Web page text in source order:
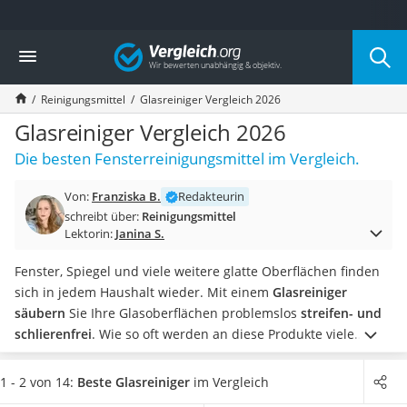
Die beliebtesten Vergleiche nach Kategorie
Drogerie
Inhalator
Haarschneider
Rollator
Braun Rasierer
Katzenklappe (Chip)
Masturbator
Massagepistole
Reisehaartrockner
Eiweißpulver
Magnesiumpräparat
Katzenklappe
Nackenmassagegerät
Zeckenschutz Katze
Vergleich
Reinigungsmittel Glasreiniger Vergleich 2026
Glasreiniger Vergleich 2026
Die besten Fensterreinigungsmittel im Vergleich.
Von: Franziska B.
Redakteurin
schreibt über: Reinigungsmittel
Lektorin: Janina S.
Fenster, Spiegel und viele weitere glatte Oberflächen finden
sich in jedem Haushalt wieder. Mit einem Glasreiniger
säubern Sie Ihre Glasoberflächen problemslos streifen- und
schlierenfrei. Wie so oft werden an diese Produkte viele
Ansprüche gestellt. Gut soll er riechen, streifenfrei reinigen,
die Haut nicht zu sehr reizen und noch einiges mehr. Wir
1 - 2 von 14: Beste Glasreiniger im Vergleich